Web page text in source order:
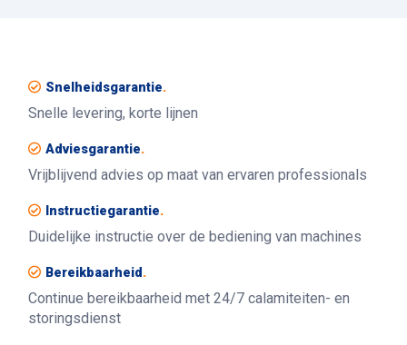
Snelheidsgarantie.
Snelle levering, korte lijnen
Adviesgarantie.
Vrijblijvend advies op maat van ervaren professionals
Instructiegarantie.
Duidelijke instructie over de bediening van machines
Bereikbaarheid .
Continue bereikbaarheid met 24/7 calamiteiten- en
storingsdienst